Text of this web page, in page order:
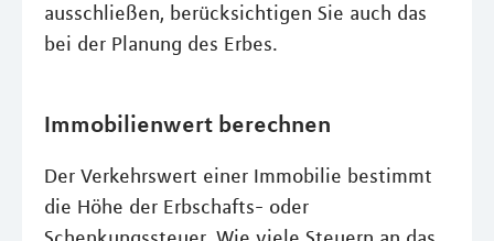
ausschließen, berücksichtigen Sie auch das
bei der Planung des Erbes.
Immobilienwert berechnen
Der Verkehrswert einer Immobilie bestimmt
die Höhe der Erbschafts- oder